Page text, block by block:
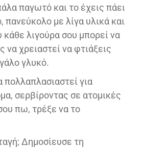
παγωτό και το έχεις πάει
πανεύκολο με λίγα υλικά και
κάθε λιγούρα σου μπορεί να
να χρειαστεί να φτιάξεις
γλυκό.
πολλαπλασιαστεί για
σερβίροντας σε ατομικές
πω, τρέξε να το
Δημοσίευσε τη